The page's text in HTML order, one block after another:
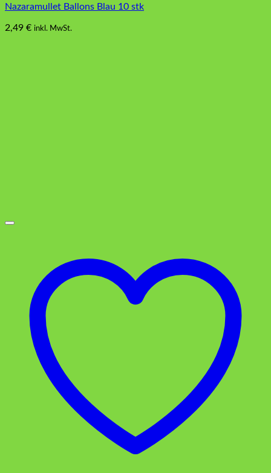
Nazaramullet Ballons Blau 10 stk
2,49 € inkl. MwSt.